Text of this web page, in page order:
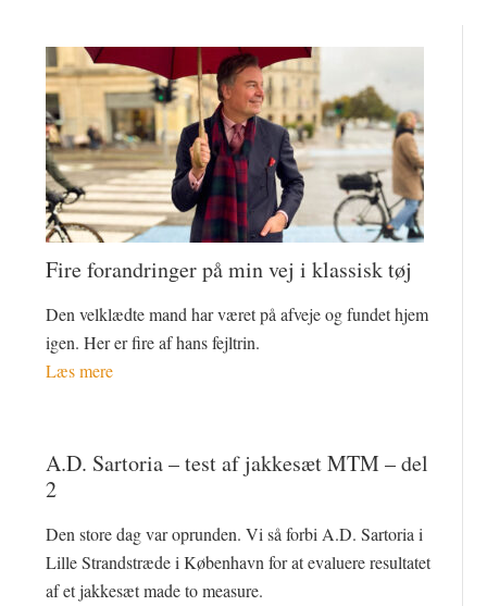
Fire forandringer på min vej i klassisk tøj
Den velklædte mand har været på afveje og fundet hjem
igen. Her er fire af hans fejltrin.
Læs mere
A.D. Sartoria – test af jakkesæt MTM – del
2
Den store dag var oprunden. Vi så forbi A.D. Sartoria i
Lille Strandstræde i København for at evaluere resultatet
af et jakkesæt made to measure.